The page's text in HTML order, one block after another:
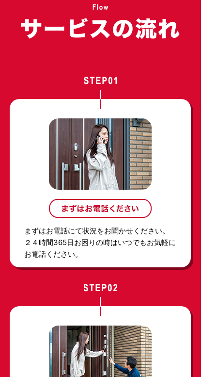
まずはお電話にて状況をお聞かせください。
２４時間365日お困りの時はいつでもお気軽に
お電話ください。